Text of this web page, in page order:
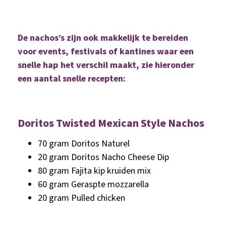
De nachos’s zijn ook makkelijk te bereiden
voor events, festivals of kantines waar een
snelle hap het verschil maakt, zie hieronder
een aantal snelle recepten:
Doritos Twisted Mexican Style Nachos
70 gram Doritos Naturel
20 gram Doritos Nacho Cheese Dip
80 gram Fajita kip kruiden mix
60 gram Geraspte mozzarella
20 gram Pulled chicken